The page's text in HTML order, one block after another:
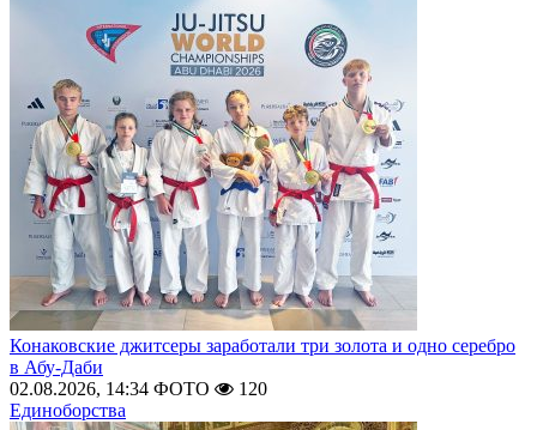
Конаковские джитсеры заработали три золота и одно серебро
в Абу-Даби
02.08.2026, 14:34 ФОТО
120
Единоборства